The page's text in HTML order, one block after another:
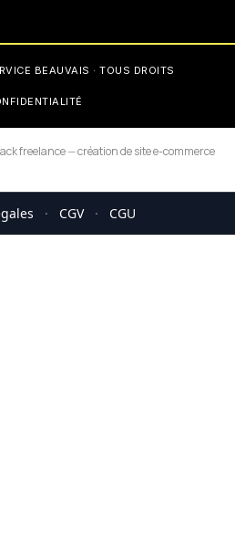
BEAUVAIS · TOUS DROITS
freelance—création de site e-commerce
· CGV · CGU